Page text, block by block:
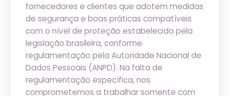
fornecedores e clientes que adotem medidas
de segurança e boas práticas compatíveis
com o nível de proteção estabelecido pela
legislação brasileira, conforme
regulamentação pela Autoridade Nacional de
Dados Pessoais (ANPD). Na falta de
regulamentação específica, nos
comprometemos a trabalhar somente com